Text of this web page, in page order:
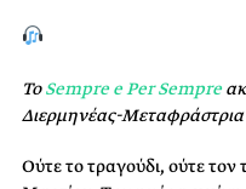
ΤοSempre e Per Sempre
Διερμηνέας-Μεταφράστρια
Ούτε το τραγούδι, ούτε τον